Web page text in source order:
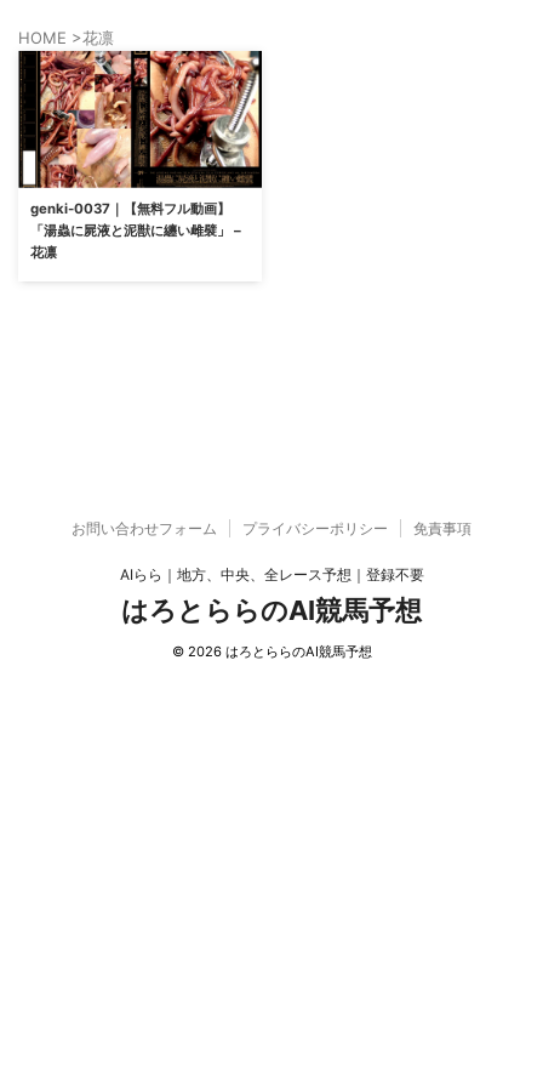
HOME >花凛
genki-0037｜【無料フル動画】
「湯蟲に屍液と泥獣に纏い雌襞」 –
花凛
お問い合わせフォーム プライバシーポリシー 免責事項
AIらら｜地方、中央、全レース予想｜登録不要
はろとららのAI競馬予想
© 2026 はろとららのAI競馬予想